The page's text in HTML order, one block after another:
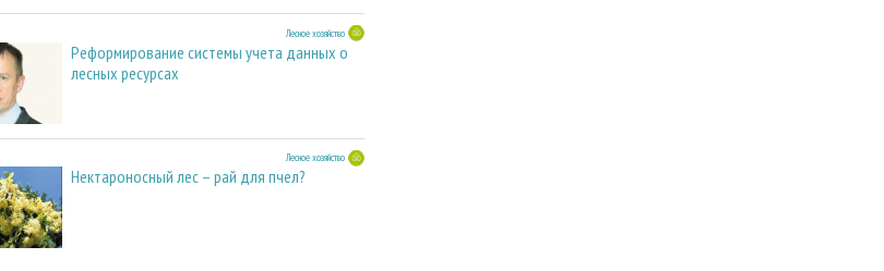
Лесное хозяйство
Реформирование системы учета данных о
лесных ресурсах
Лесное хозяйство
Нектароносный лес – рай для пчел?